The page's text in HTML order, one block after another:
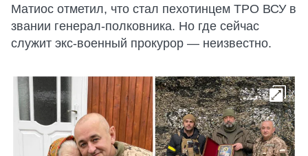
Матиос отметил, что стал пехотинцем ТРО ВСУ в
звании генерал-полковника. Но где сейчас
служит экс-военный прокурор — неизвестно.